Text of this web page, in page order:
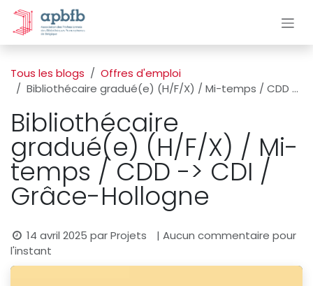
Se rendre au contenu
Tous les blogs
Offres d'emploi
Bibliothécaire gradué(e) (H/F/X) / Mi-temps / CDD -> CDI / Grâce-Hollogne
Bibliothécaire
gradué(e) (H/F/X) / Mi-
temps / CDD -> CDI /
Grâce-Hollogne
14 avril 2025 parProjets
| Aucun commentaire pour
l'instant